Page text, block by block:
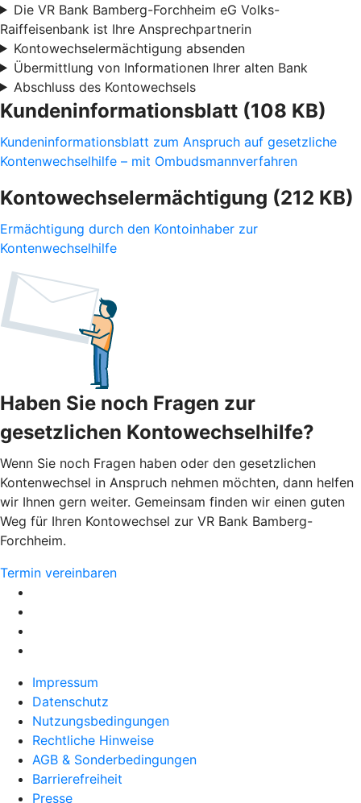
Die VR Bank Bamberg-Forchheim eG Volks-
Raiffeisenbank ist Ihre Ansprechpartnerin
Kontowechselermächtigung absenden
Übermittlung von Informationen Ihrer alten Bank
Abschluss des Kontowechsels
Kundeninformationsblatt (108 KB)
Kundeninformationsblatt zum Anspruch auf gesetzliche
Kontenwechselhilfe – mit Ombudsmannverfahren
Kontowechselermächtigung (212 KB)
Ermächtigung durch den Kontoinhaber zur
Kontenwechselhilfe
Haben Sie noch Fragen zur
gesetzlichen Kontowechselhilfe?
Wenn Sie noch Fragen haben oder den gesetzlichen
Kontenwechsel in Anspruch nehmen möchten, dann helfen
wir Ihnen gern weiter. Gemeinsam finden wir einen guten
Weg für Ihren Kontowechsel zur VR Bank Bamberg-
Forchheim.
Termin vereinbaren
Impressum
Datenschutz
Nutzungsbedingungen
Rechtliche Hinweise
AGB & Sonderbedingungen
Barrierefreiheit
Presse